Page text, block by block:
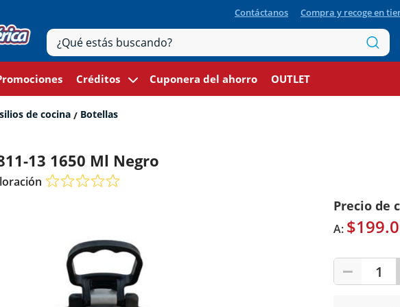
Contáctanos Compra y recoge en
Créditos Cuponera del ahorro OUTLET
de cocina Botellas
13 1650 Ml Negro
Precio de
A:
1